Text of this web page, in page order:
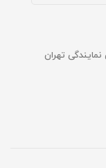
تهران